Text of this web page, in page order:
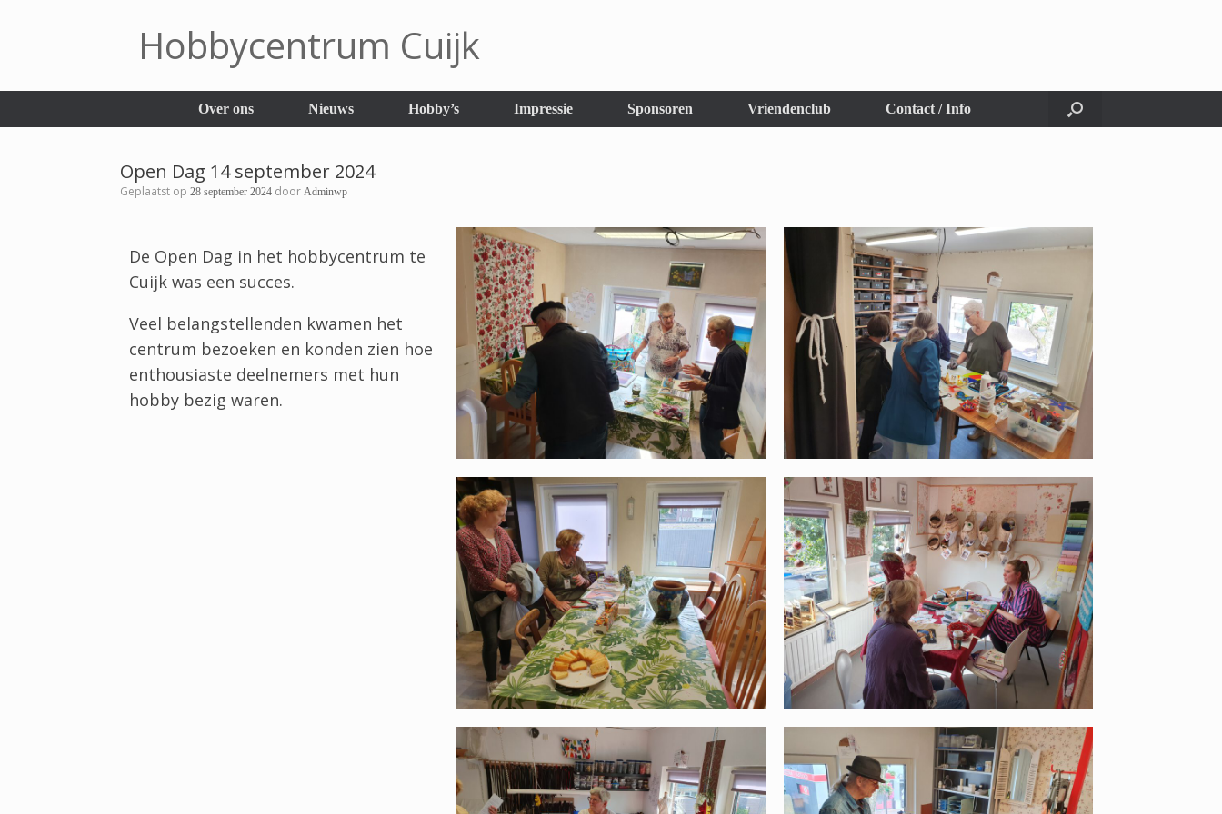
Hobbycentrum Cuijk
Over ons Nieuws Hobby’s Impressie Sponsoren Vriendenclub Contact / Info
Open Dag 14 september 2024
Geplaatst op 28 september 2024 door Adminwp
De Open Dag in het hobbycentrum te
Cuijk was een succes.
Veel belangstellenden kwamen het
centrum bezoeken en konden zien hoe
enthousiaste deelnemers met hun
hobby bezig waren.